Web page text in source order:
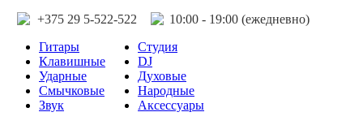
+375 29 5-522-522
10:00 - 19:00 (ежедневно)
Гитары
Клавишные
Ударные
Смычковые
Звук
Студия
DJ
Духовые
Народные
Аксессуары